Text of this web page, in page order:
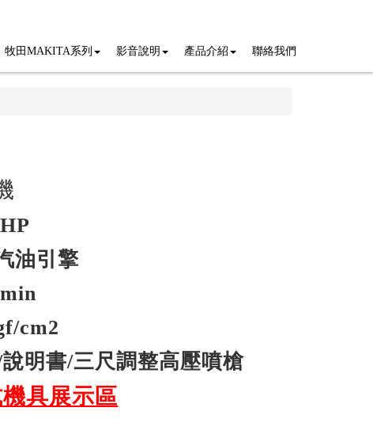
牧田MAKITA系列 影音說明 產品介紹 聯絡我們
油引擎
cm2
明書/三尺調整高壓噴槍
具展示區